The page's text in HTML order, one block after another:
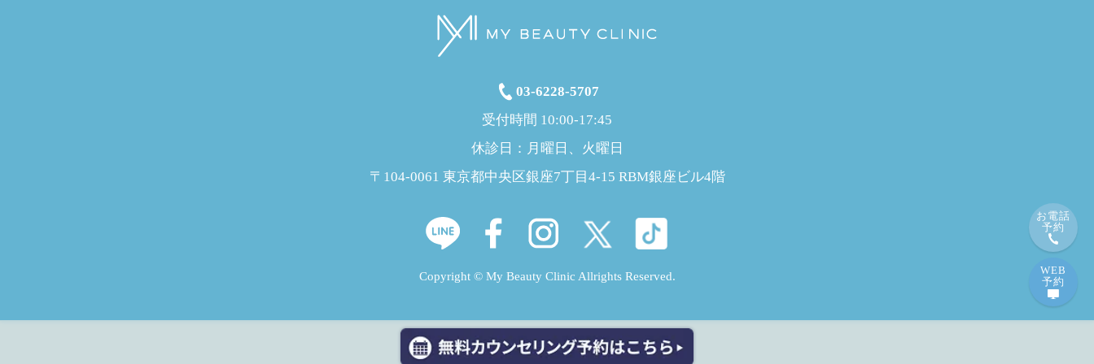
お電話
予約
WEB
予約
03-6228-5707
受付時間 10:00-17:45
休診日：月曜日、火曜日
〒104-0061 東京都中央区銀座7丁目4-15 RBM銀座ビル4階
Copyright © My Beauty Clinic Allrights Reserved.